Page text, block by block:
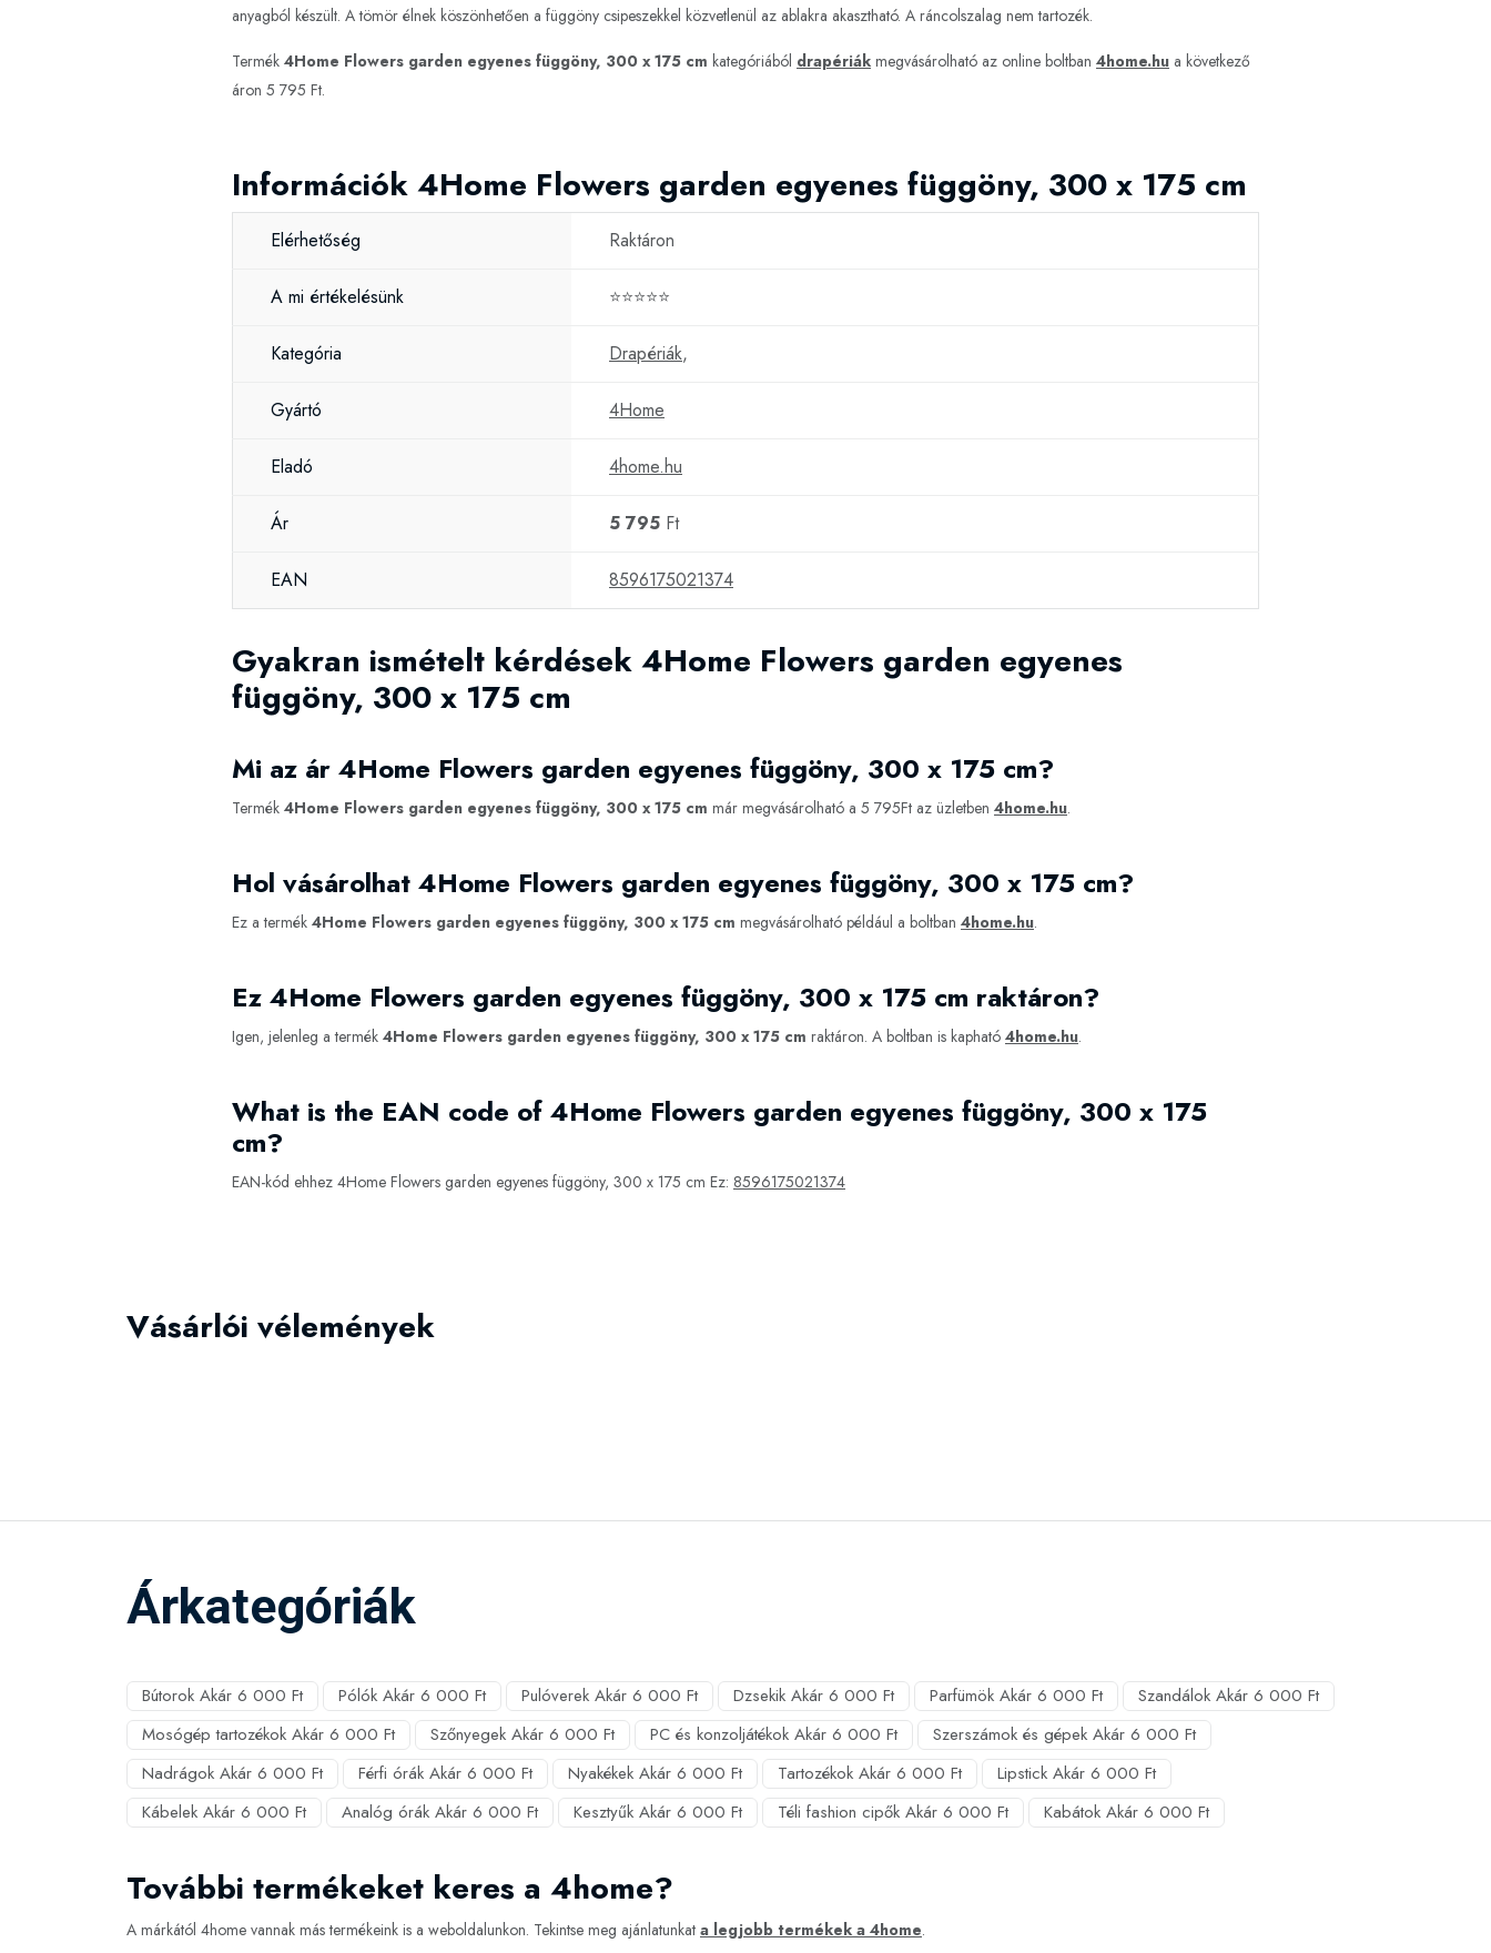
anyagból készült. A tömör élnek köszönhetően a függöny csipeszekkel közvetlenül az ablakra akasztható. A ráncolszalag nem tartozék.
Termék 4Home Flowers garden egyenes függöny, 300 x 175 cm kategóriából drapériák megvásárolható az online boltban 4home.hu a következő
áron 5 795 Ft.
Információk 4Home Flowers garden egyenes függöny, 300 x 175 cm
Elérhetőség Raktáron
A mi értékelésünk ⭐⭐⭐⭐⭐
Kategória Drapériák,
Gyártó 4Home
Eladó 4home.hu
Ár 5 795 Ft
EAN 8596175021374
Gyakran ismételt kérdések 4Home Flowers garden egyenes
függöny, 300 x 175 cm
Mi az ár 4Home Flowers garden egyenes függöny, 300 x 175 cm?
Termék 4Home Flowers garden egyenes függöny, 300 x 175 cm már megvásárolható a 5 795Ft az üzletben 4home.hu.
Hol vásárolhat 4Home Flowers garden egyenes függöny, 300 x 175 cm?
Ez a termék 4Home Flowers garden egyenes függöny, 300 x 175 cm megvásárolható például a boltban 4home.hu.
Ez 4Home Flowers garden egyenes függöny, 300 x 175 cm raktáron?
Igen, jelenleg a termék 4Home Flowers garden egyenes függöny, 300 x 175 cm raktáron. A boltban is kapható 4home.hu.
What is the EAN code of 4Home Flowers garden egyenes függöny, 300 x 175
cm?
EAN-kód ehhez 4Home Flowers garden egyenes függöny, 300 x 175 cm Ez: 8596175021374
Vásárlói vélemények
Árkategóriák
Bútorok Akár 6 000 Ft Pólók Akár 6 000 Ft Pulóverek Akár 6 000 Ft Dzsekik Akár 6 000 Ft Parfümök Akár 6 000 Ft
Szandálok Akár 6 000 Ft
Mosógép tartozékok Akár 6 000 Ft
Szőnyegek Akár 6 000 Ft PC és konzoljátékok Akár 6 000 Ft
Szerszámok és gépek Akár 6 000 Ft
Nadrágok Akár 6 000 Ft
Férfi órák Akár 6 000 Ft Nyakékek Akár 6 000 Ft Tartozékok Akár 6 000 Ft
Lipstick Akár 6 000 Ft
Kábelek Akár 6 000 Ft
Analóg órák Akár 6 000 Ft Kesztyűk Akár 6 000 Ft Téli fashion cipők Akár 6 000 Ft Kabátok Akár 6 000 Ft
További termékeket keres a 4home?
A márkától 4home vannak más termékeink is a weboldalunkon. Tekintse meg ajánlatunkat a legjobb termékek a 4home.